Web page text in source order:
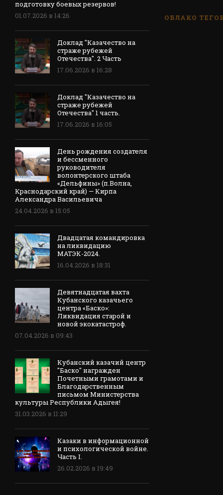
подготовку боевых резервов!
01.07.2026 в 14:26
Доклад "Казачество на
страже рубежей
Отечества". 2 Часть
17.06.2026 в 16:28
Доклад "Казачество на
страже рубежей
Отечества" 1 часть.
17.06.2026 в 16:05
День рождения создателя
и бессменного
руководителя
волонтерского штаба
«Дельфины» (п.Волна,
Краснодарский край) — Кирпа
Александра Васильевича
24.04.2026 в 15:05
Двадцатая командировка
на ликвидацию
МАТЭК-2024.
16.04.2026 в 18:31
Девятнадцатая вахта
Кубанского казачьего
центра «Баско»:
Ликвидация старой и
новой экокатастроф.
07.04.2026 в 09:43
Кубанский казачий центр
"Баско" награжден
Почетными грамотами и
Благодарственным
письмом Министерства
культуры Республики Адыгея!
31.03.2026 в 11:29
Казаки в информационной
и психологической войне.
Часть I.
26.02.2026 в 19:49
ОБЛАКО